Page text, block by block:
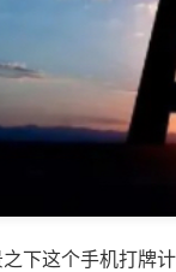
下这个手机打牌